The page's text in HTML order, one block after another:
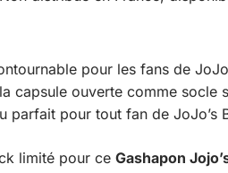
pour les fans de
capsule ouverte comme socle
parfait pour tout fan de JoJo’s
limité pour ce Gashapon